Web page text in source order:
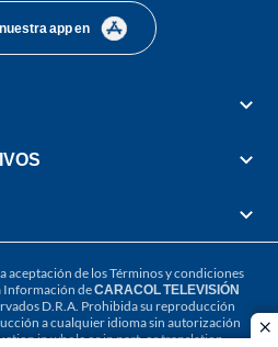
app en
aceptación de losTérminos y condiciones
Información deCARACOL TELEVISIÓN
D.R.A. Prohibida su reproducción
a cualquier idioma sin autorización
in whole or in part, or translation